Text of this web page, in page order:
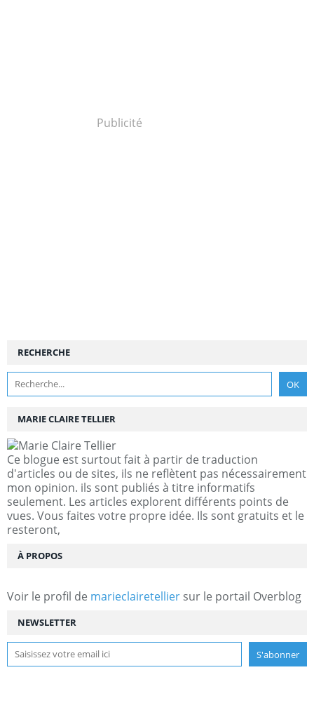
Publicité
NEWSLETTER
RECHERCHE
MARIE CLAIRE TELLIER
Ce blogue est surtout fait à partir de traduction
d'articles ou de sites, ils ne reflètent pas nécessairement
mon opinion. ils sont publiés à titre informatifs
seulement. Les articles explorent différents points de
vues. Vous faites votre propre idée. Ils sont gratuits et le
resteront,
À PROPOS
Voir le profil de marieclairetellier sur le portail Overblog